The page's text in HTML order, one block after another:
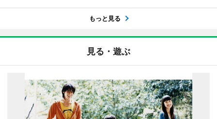
もっと見る
見る・遊ぶ